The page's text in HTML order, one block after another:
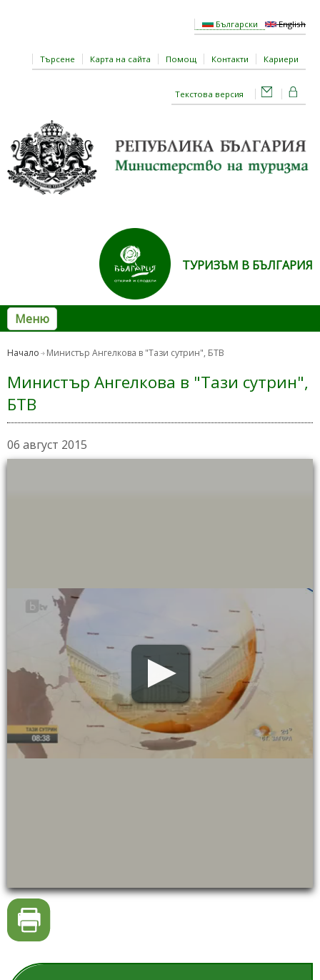
Български English
Търсене Карта на сайта Помощ Контакти Кариери
Текстова версия
ТУРИЗЪМ В БЪЛГАРИЯ
Меню
Начало Министър Ангелкова в "Тази сутрин", БТВ
Министър Ангелкова в "Тази сутрин",
БТВ
06 август 2015